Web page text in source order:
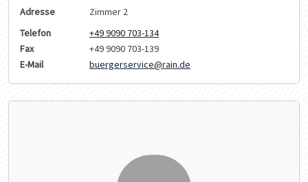
Adresse
Zimmer 2
Telefon
+49 9090 703-134
Fax
+49 9090 703-139
E-Mail
buergerservice@rain.de